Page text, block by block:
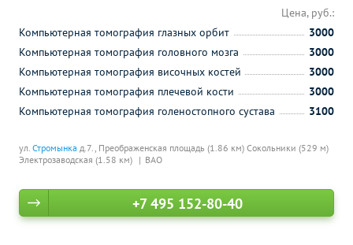
ул. Стромынка д.7., Преображенская площадь (1.86 км) Сокольники (529 м)
Электрозаводская (1.58 км)
ВАО
Цена, руб.:
Компьютерная томография глазных орбит
3000
Компьютерная томография головного мозга
3000
Компьютерная томография височных костей
3000
Компьютерная томография плечевой кости
3000
Компьютерная томография голеностопного сустава
3100
+7 495 152-80-40